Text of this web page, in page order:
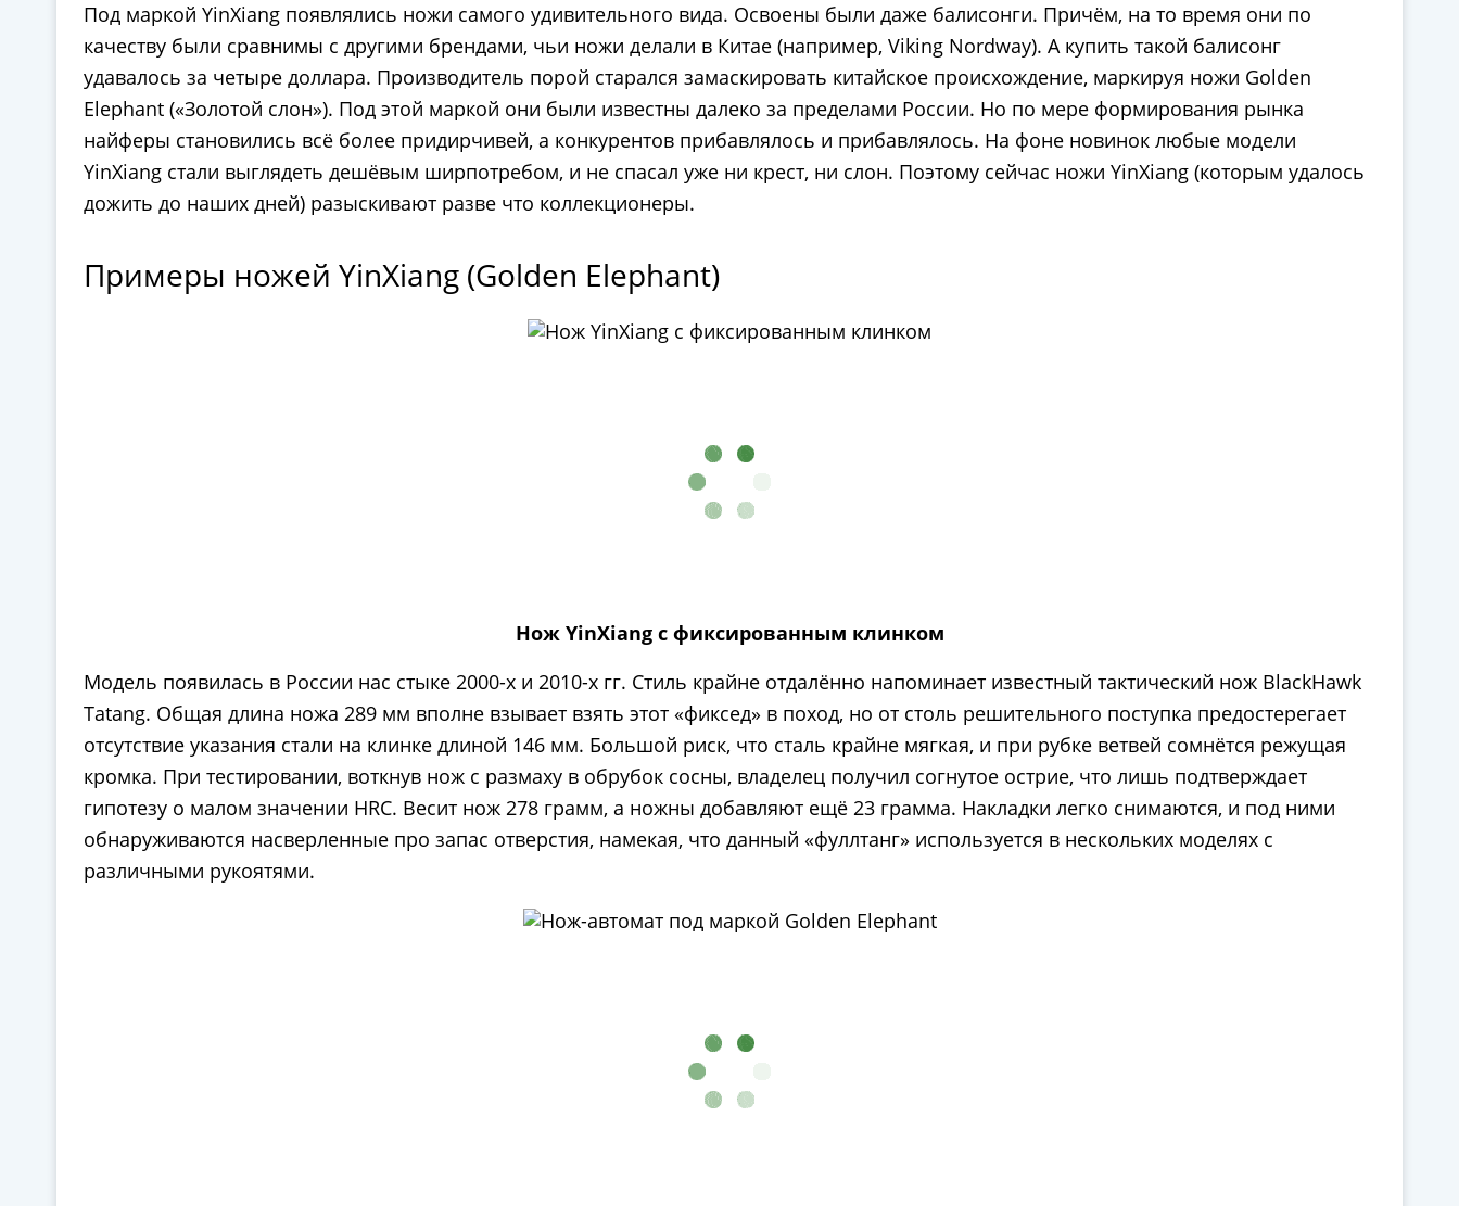
Под маркой YinXiang появлялись ножи самого удивительного вида. Освоены были даже балисонги. Причём, на то время они по
качеству были сравнимы с другими брендами, чьи ножи делали в Китае (например, Viking Nordway). А купить такой балисонг
удавалось за четыре доллара. Производитель порой старался замаскировать китайское происхождение, маркируя ножи Golden
Elephant («Золотой слон»). Под этой маркой они были известны далеко за пределами России. Но по мере формирования рынка
найферы становились всё более придирчивей, а конкурентов прибавлялось и прибавлялось. На фоне новинок любые модели
YinXiang стали выглядеть дешёвым ширпотребом, и не спасал уже ни крест, ни слон. Поэтому сейчас ножи YinXiang (которым удалось
дожить до наших дней) разыскивают разве что коллекционеры.
Примеры ножей YinXiang (Golden Elephant)
Нож YinXiang с фиксированным клинком
Модель появилась в России нас стыке 2000-х и 2010-х гг. Стиль крайне отдалённо напоминает известный тактический нож BlackHawk
Tatang. Общая длина ножа 289 мм вполне взывает взять этот «фиксед» в поход, но от столь решительного поступка предостерегает
отсутствие указания стали на клинке длиной 146 мм. Большой риск, что сталь крайне мягкая, и при рубке ветвей сомнётся режущая
кромка. При тестировании, воткнув нож с размаху в обрубок сосны, владелец получил согнутое острие, что лишь подтверждает
гипотезу о малом значении HRC. Весит нож 278 грамм, а ножны добавляют ещё 23 грамма. Накладки легко снимаются, и под ними
обнаруживаются насверленные про запас отверстия, намекая, что данный «фуллтанг» используется в нескольких моделях с
различными рукоятями.